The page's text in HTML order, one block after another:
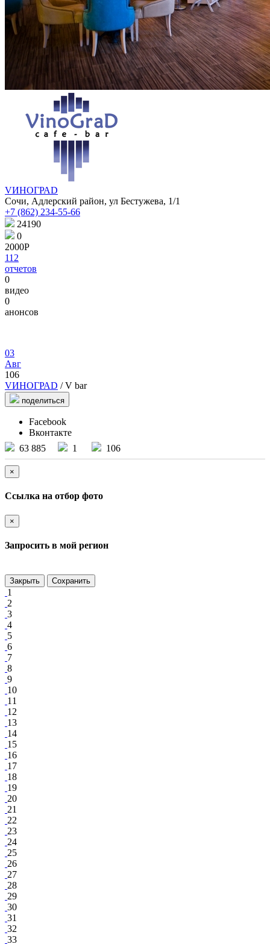
VИНОГРАD
Сочи, Адлерский район, ул Бестужева, 1/1
+7 (862) 234-55-66
24190
0
2000Р
112
отчетов
0
видео
0
анонсов
03
Авг
106
VИНОГРАD / V bar
поделиться
Facebook
Вконтакте
63 885
1 106
×
Ссылка на отбор фото
×
Запросить в мой регион
Закрыть Сохранить
1
2
3
4
5
6
7
8
9
10
11
12
13
14
15
16
17
18
19
20
21
22
23
24
25
26
27
28
29
30
31
32
33